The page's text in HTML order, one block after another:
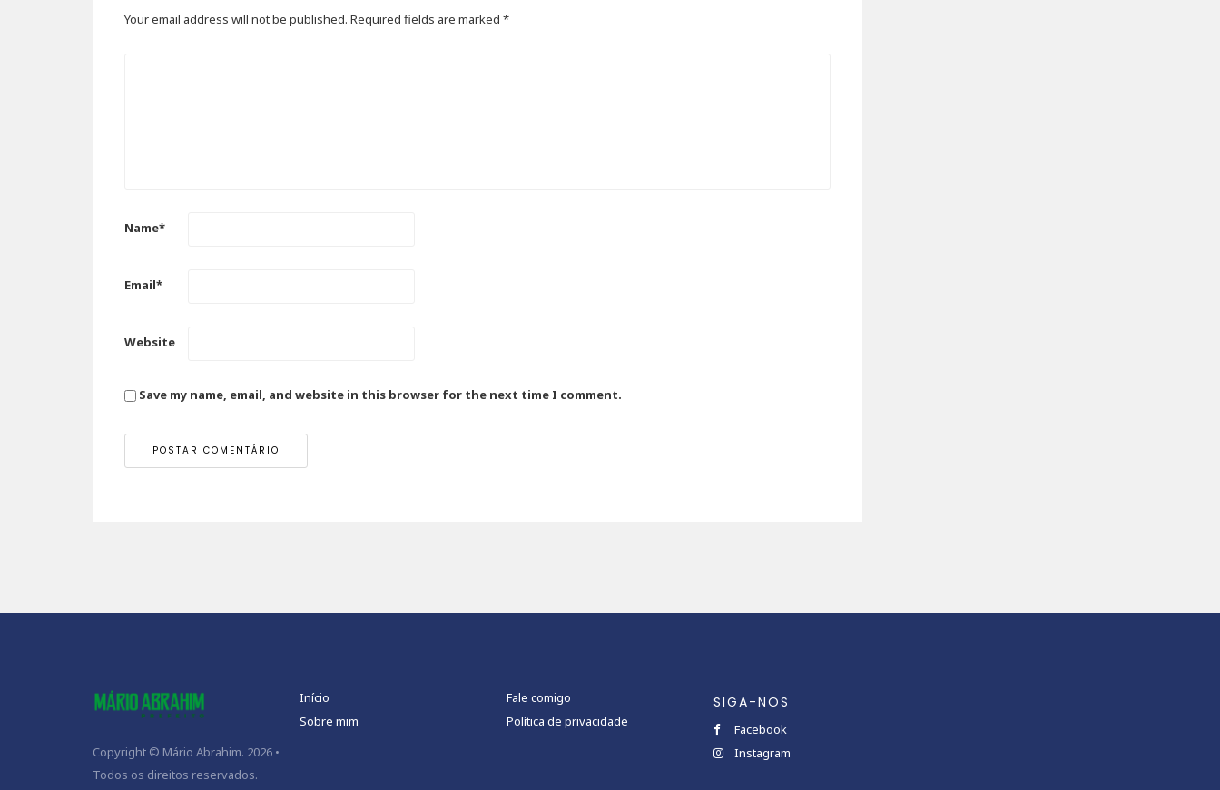
Your email address will not be published. Required fields are marked *
Name*
Email*
Website
Save my name, email, and website in this browser for the next time I comment.
Copyright © Mário Abrahim. 2026 •
Todos os direitos reservados.
Início
Sobre mim
Fale comigo
Política de privacidade
SIGA-NOS
Facebook
Instagram